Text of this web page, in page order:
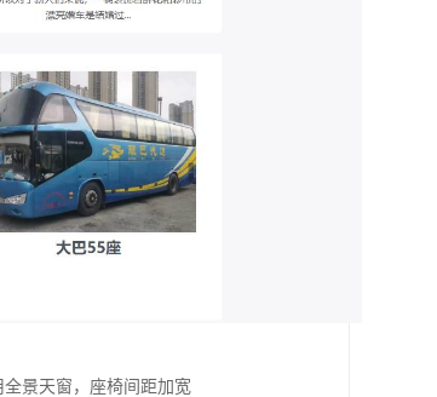
景天窗，座椅间距加宽